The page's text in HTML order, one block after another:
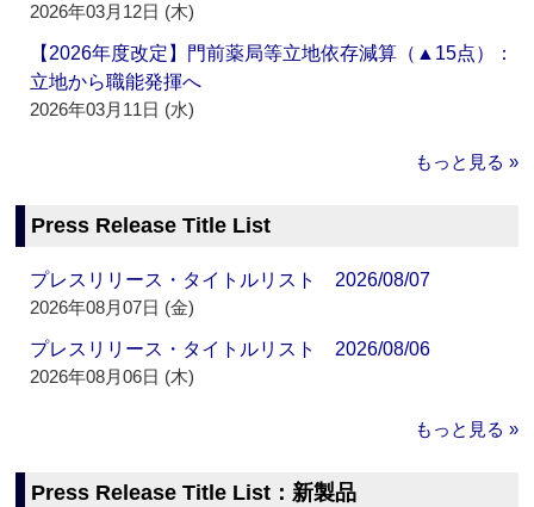
2026年03月12日 (木)
【2026年度改定】門前薬局等立地依存減算（▲15点）：
立地から職能発揮へ
2026年03月11日 (水)
もっと見る »
Press Release Title List
プレスリリース・タイトルリスト 2026/08/07
2026年08月07日 (金)
プレスリリース・タイトルリスト 2026/08/06
2026年08月06日 (木)
もっと見る »
Press Release Title List：新製品